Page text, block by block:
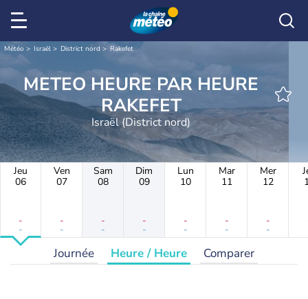
Météo Israël District nord Rakefet
METEO HEURE PAR HEURE
RAKEFET
Israël (District nord)
Jeu
06
-
-
Ven
07
-
-
Sam
08
-
-
Dim
09
-
-
Lun
10
-
-
Mar
11
-
-
Mer
12
-
-
Journée Heure / Heure Comparer